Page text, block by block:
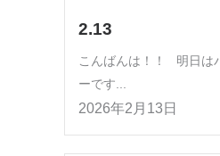
2.13
こんばんは！！ 明日は
ーです...
2026年2月13日